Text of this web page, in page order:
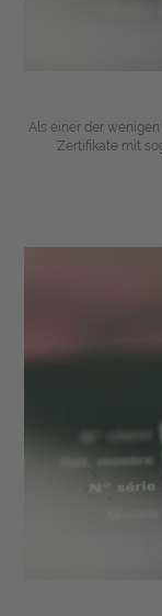
Als einer der
Zertifikate mit